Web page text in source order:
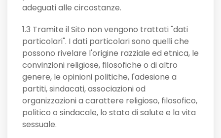
adeguati alle circostanze.
1.3 Tramite il Sito non vengono trattati "dati
particolari". I dati particolari sono quelli che
possono rivelare l'origine razziale ed etnica, le
convinzioni religiose, filosofiche o di altro
genere, le opinioni politiche, l'adesione a
partiti, sindacati, associazioni od
organizzazioni a carattere religioso, filosofico,
politico o sindacale, lo stato di salute e la vita
sessuale.